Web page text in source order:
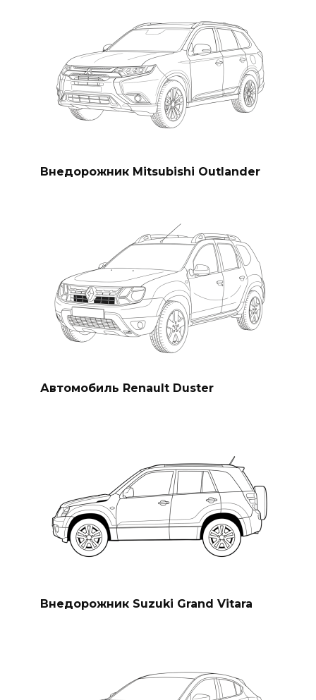
Внедорожник Mitsubishi Outlander
Автомобиль Renault Duster
Внедорожник Suzuki Grand Vitara